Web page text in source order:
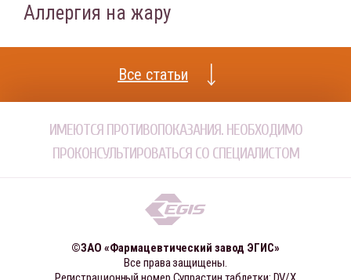
Аллергия на жару
Все статьи
ИМЕЮТСЯ ПРОТИВОПОКАЗАНИЯ. НЕОБХОДИМО
ПРОКОНСУЛЬТИРОВАТЬСЯ СО СПЕЦИАЛИСТОМ
©ЗАО «Фармацевтический завод ЭГИС»
Все права защищены.